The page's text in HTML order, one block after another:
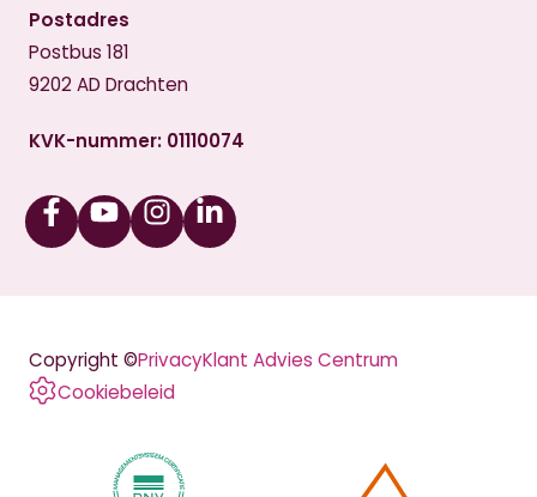
Postadres
Postbus 181
9202 AD Drachten
KVK-nummer: 01110074
FacebookYoutubeInstagramLinkedin
Copyright ©PrivacyKlant Advies Centrum
Cookiebeleid